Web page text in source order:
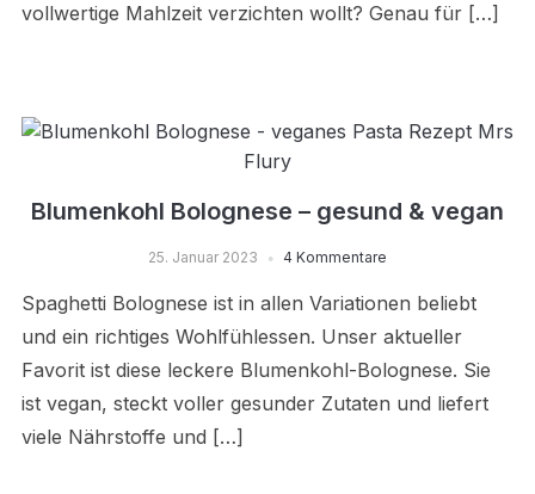
vollwertige Mahlzeit verzichten wollt? Genau für […]
Blumenkohl Bolognese – gesund & vegan
25. Januar 2023 4 Kommentare
Spaghetti Bolognese ist in allen Variationen beliebt
und ein richtiges Wohlfühlessen. Unser aktueller
Favorit ist diese leckere Blumenkohl-Bolognese. Sie
ist vegan, steckt voller gesunder Zutaten und liefert
viele Nährstoffe und […]